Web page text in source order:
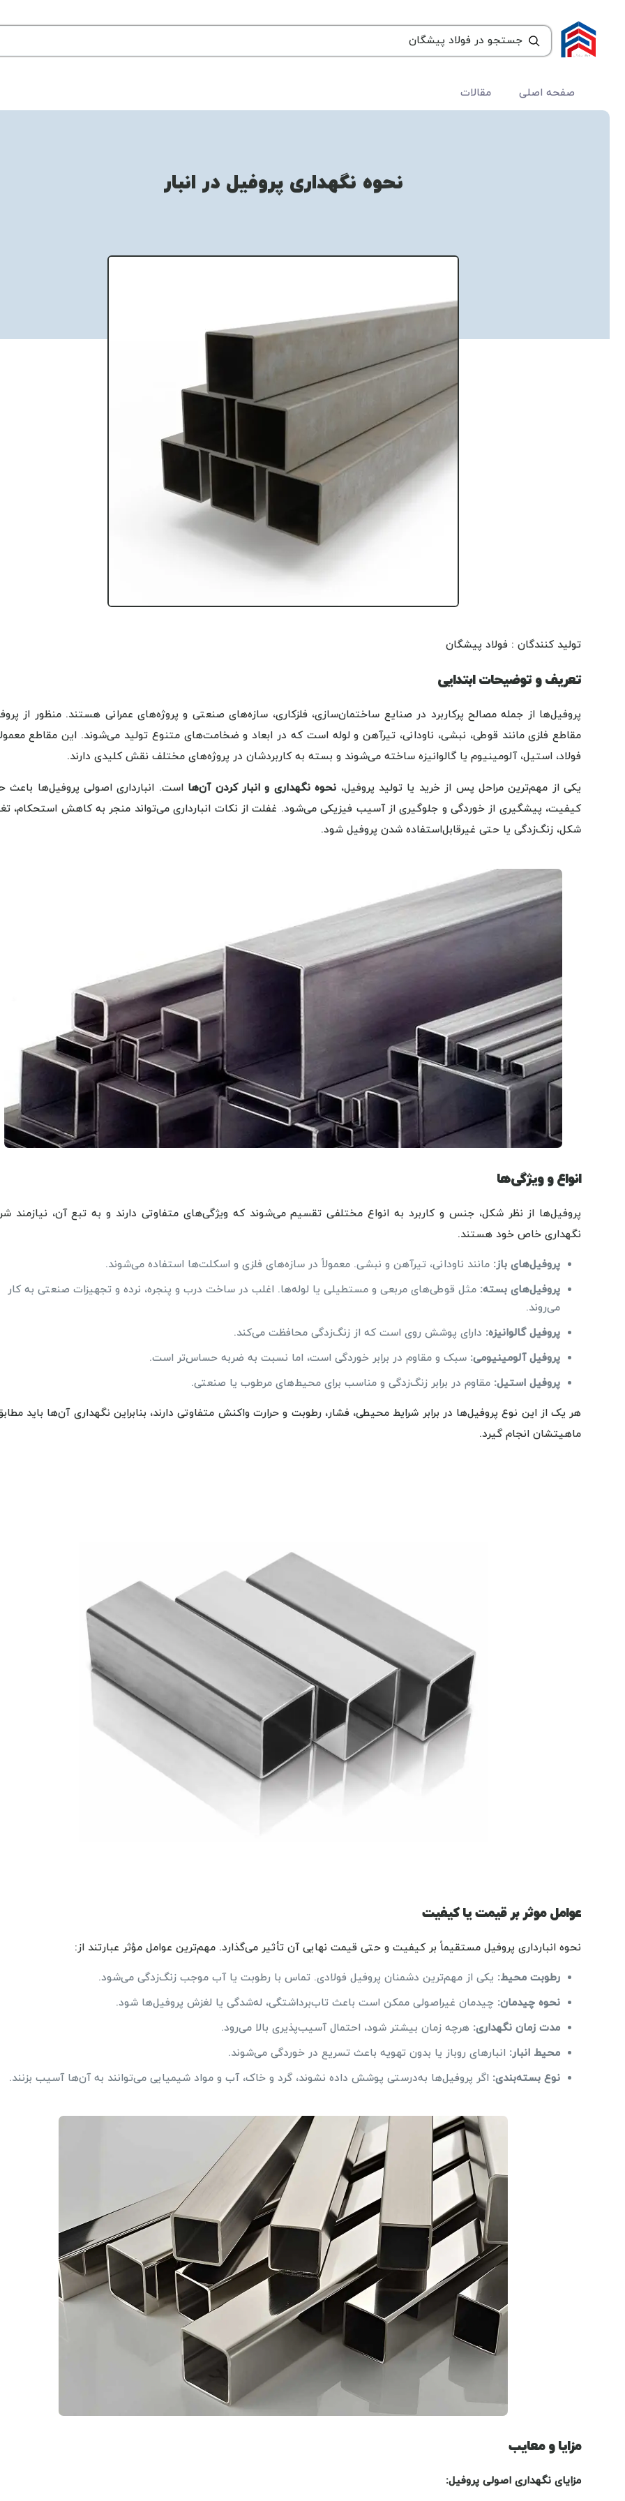
صفحه اصلی مقالات
نحوه نگهداری پروفیل در انبار
تولید کنندگان : فولاد پیشگان
تعریف و توضیحات ابتدایی
پروفیل‌ها از جمله مصالح پرکاربرد در صنایع ساختمان‌سازی، فلزکاری، سازه‌های صنعتی و پروژه‌های عمرانی هستند. منظور از
مقاطع فلزی مانند قوطی، نبشی، ناودانی، تیرآهن و لوله است که در ابعاد و ضخامت‌های متنوع تولید می‌شوند. این مقاطع
فولاد، استیل، آلومینیوم یا گالوانیزه ساخته می‌شوند و بسته به کاربردشان در پروژه‌های مختلف نقش کلیدی دارند.
یکی از مهم‌ترین مراحل پس از خرید یا تولید پروفیل، نحوه نگهداری و انبار کردن آن‌ها است. انبارداری اصولی پروفیل‌ها باعث
کیفیت، پیشگیری از خوردگی و جلوگیری از آسیب فیزیکی می‌شود. غفلت از نکات انبارداری می‌تواند منجر به کاهش استحکام،
شکل، زنگ‌زدگی یا حتی غیرقابل‌استفاده شدن پروفیل شود.
انواع و ویژگی‌ها
پروفیل‌ها از نظر شکل، جنس و کاربرد به انواع مختلفی تقسیم می‌شوند که ویژگی‌های متفاوتی دارند و به تبع آن، نیازمند
نگهداری خاص خود هستند.
پروفیل‌های باز: مانند ناودانی، تیرآهن و نبشی. معمولاً در سازه‌های فلزی و اسکلت‌ها استفاده می‌شوند.
پروفیل‌های بسته: مثل قوطی‌های مربعی و مستطیلی یا لوله‌ها. اغلب در ساخت درب و پنجره، نرده و تجهیزات صنعتی به کار
می‌روند.
پروفیل گالوانیزه: دارای پوشش روی است که از زنگ‌زدگی محافظت می‌کند.
پروفیل آلومینیومی: سبک و مقاوم در برابر خوردگی است، اما نسبت به ضربه حساس‌تر است.
پروفیل استیل: مقاوم در برابر زنگ‌زدگی و مناسب برای محیط‌های مرطوب یا صنعتی.
هر یک از این نوع پروفیل‌ها در برابر شرایط محیطی، فشار، رطوبت و حرارت واکنش متفاوتی دارند، بنابراین نگهداری آن‌ها باید
ماهیتشان انجام گیرد.
عوامل موثر بر قیمت یا کیفیت
نحوه انبارداری پروفیل مستقیماً بر کیفیت و حتی قیمت نهایی آن تأثیر می‌گذارد. مهم‌ترین عوامل مؤثر عبارتند از:
رطوبت محیط: یکی از مهم‌ترین دشمنان پروفیل فولادی. تماس با رطوبت یا آب موجب زنگ‌زدگی می‌شود.
نحوه چیدمان: چیدمان غیراصولی ممکن است باعث تاب‌برداشتگی، له‌شدگی یا لغزش پروفیل‌ها شود.
مدت زمان نگهداری: هرچه زمان بیشتر شود، احتمال آسیب‌پذیری بالا می‌رود.
محیط انبار: انبارهای روباز یا بدون تهویه باعث تسریع در خوردگی می‌شوند.
نوع بسته‌بندی: اگر پروفیل‌ها به‌درستی پوشش داده نشوند، گرد و خاک، آب و مواد شیمیایی می‌توانند به آن‌ها آسیب بزنند.
مزایا و معایب
مزایای نگهداری اصولی پروفیل: